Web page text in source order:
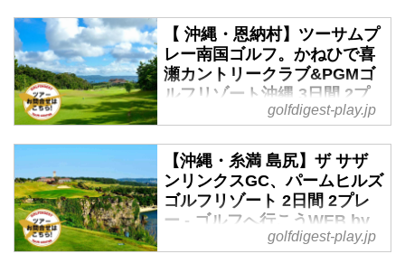
ントします。
2019年12月01日～2020年02月29
日 羽田発着 2名様より受付那覇市
内のシティリゾート「ザ・ナハテ
ラス」宿泊。到着の夜は思いっき
り南国の街と沖縄グルメを満喫し
催する「PGMゴルフリゾート沖
縄」でツーサムプレー。夫婦やカ
ップルでの沖縄ゴルフにピッタリ
な旅行です。2日間ではモノ足り
ない方へ、延泊も可能なプランで
【 沖縄・恩納村】ツーサムプ
レー南国ゴルフ。かねひで喜
瀬カントリークラブ&PGMゴ
ルフリゾート沖縄 3日間 2プ
レー - ゴルフへ行こうWEB
2019年12月01日～2020年02月29
日 羽田発着 2名様より受付沖縄の
リゾート地、恩納村にある「リザ
ンシーパークホテル谷茶ベイ」が
宿泊先。2日目のかねひで喜瀬カ
golfdigest-play.jp
【沖縄・糸満 島尻】ザ サザ
ンリンクスGC、パームヒルズ
ゴルフリゾート 2日間 2プレ
ー - ゴルフへ行こうWEB by
ゴルフダイジェストgolfdigest-play.jp